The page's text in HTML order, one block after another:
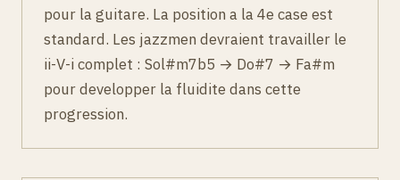
pour la guitare. La position a la 4e case est
standard. Les jazzmen devraient travailler le
ii-V-i complet : Sol#m7b5 → Do#7 → Fa#m
pour developper la fluidite dans cette
progression.